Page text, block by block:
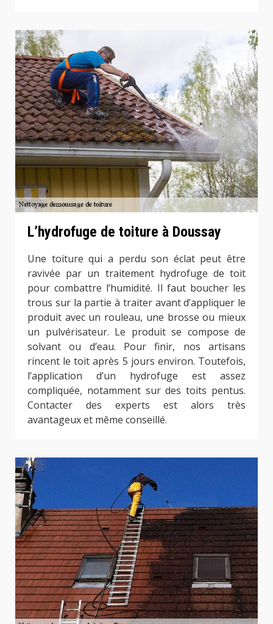
L’hydrofuge de toiture à Doussay
Une toiture qui a perdu son éclat peut être
ravivée par un traitement hydrofuge de toit
pour combattre l’humidité. Il faut boucher les
trous sur la partie à traiter avant d’appliquer le
produit avec un rouleau, une brosse ou mieux
un pulvérisateur. Le produit se compose de
solvant ou d’eau. Pour finir, nos artisans
rincent le toit après 5 jours environ. Toutefois,
l’application d’un hydrofuge est assez
compliquée, notamment sur des toits pentus.
Contacter des experts est alors très
avantageux et même conseillé.